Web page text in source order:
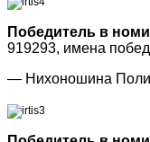
Победитель в
919293, имена
— Нихоношина